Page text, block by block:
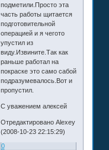
подметили.Просто эта
часть работы щитается
подготовительной
операцией и я чегото
упустил из
виду.Извините.Так как
раньше работал на
покраске это само сабой
подразумевалось.Вот и
пропустил.
С уважением алексей
Отредактировано Alexey
(2008-10-23 22:15:29)
0